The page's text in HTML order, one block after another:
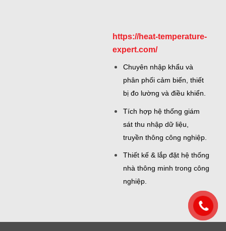
https://heat-temperature-
expert.com/
Chuyên nhập khẩu và
phân phối cảm biến, thiết
bị đo lường và điều khiển.
Tích hợp hệ thống giám
sát thu nhập dữ liệu,
truyền thông công nghiệp.
Thiết kế & lắp đặt hệ thống
nhà thông minh trong công
nghiệp.